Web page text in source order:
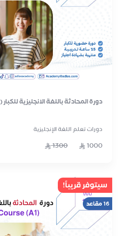
دورة المحادثة باللغة الانجليزية للكبار (A1)
دورات تعلم اللغة الإنجليزية
1000
1300
سيتوفر قريباً!
16 مقاعد